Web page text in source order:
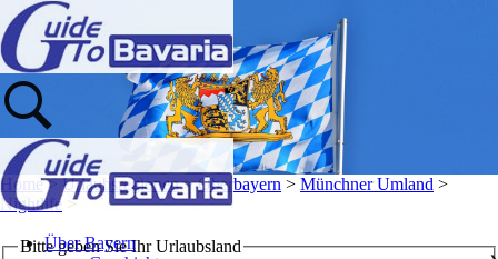
Home>Urlaubsregionen>Oberbayern > Münchner Umland >
Nightlife >
Bitte geben Sie Ihr Urlaubsland
Über Bayern